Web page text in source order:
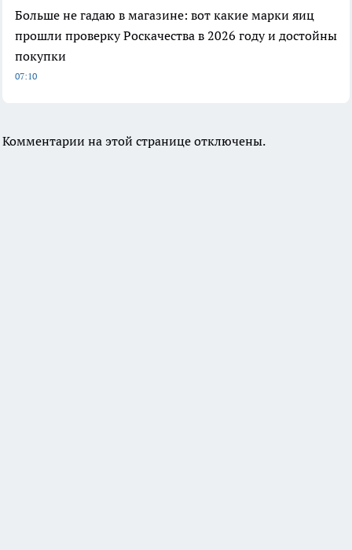
Больше не гадаю в магазине: вот какие марки яиц
прошли проверку Роскачества в 2026 году и достойны
покупки
07:10
Комментарии на этой странице отключены.